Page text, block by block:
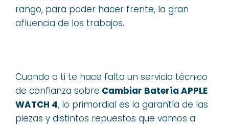
rango, para poder hacer frente, la gran
afluencia de los trabajos..
Cuando a ti te hace falta un servicio técnico
de confianza sobre Cambiar Batería APPLE
WATCH 4, lo primordial es la garantía de las
piezas y distintos repuestos que vamos a